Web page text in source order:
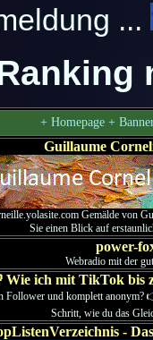
...
+ Homepage +
Guillaume
Gemälde von
Sie einen Blick auf
power-
Webradio mit der
Wie ich mit TikTok bis
Follower und komplett anonym?
Schritt, wie du das
-